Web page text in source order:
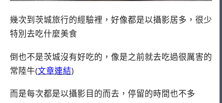
幾次到茨城旅行的經驗裡，好像都是以攝影居多，很少
特別去吃什麼美食
倒也不是茨城沒有好吃的，像是之前就去吃過很厲害的
常陸牛(文章連結)
而是每次都是以攝影目的而去，停留的時間也不多